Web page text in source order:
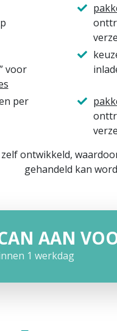
voor
per
zelf ontwikkeld,
gehandeld kan
AAN
1 werkdag